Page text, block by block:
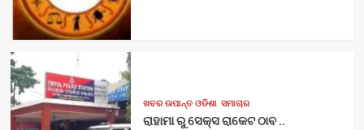
ଖବର ଉପାନ୍ତ ଓଡିଶା ସମାଚାର
ରାହାମା ରୁ ସେକ୍ସ ରାକେଟ ଠାବ ..